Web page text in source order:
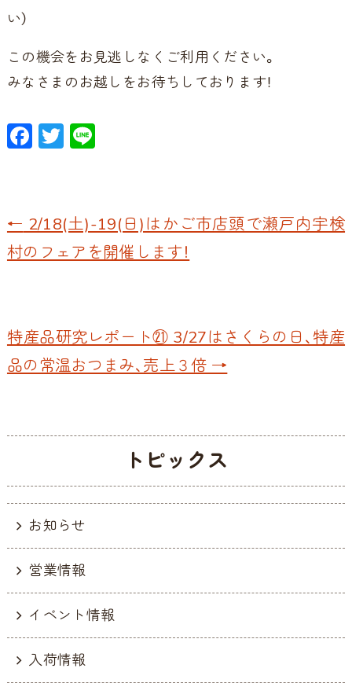
い）
この機会をお見逃しなくご利用ください。
みなさまのお越しをお待ちしております！
F
b
o
o
T
er
Li
← 2/18(土)-19(日)はかご市店頭で瀬戸内宇検
村のフェアを開催します！
特産品研究レポート㉑ 3/27はさくらの日、特産
品の常温おつまみ、売上３倍 →
トピックス
お知らせ
営業情報
イベント情報
入荷情報